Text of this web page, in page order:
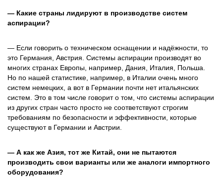
— Какие страны лидируют в производстве систем
аспирации?
— Если говорить о техническом оснащении и надёжности, то
это Германия, Австрия. Системы аспирации производят во
многих странах Европы, например, Дания, Италия, Польша.
Но по нашей статистике, например, в Италии очень много
систем немецких, а вот в Германии почти нет итальянских
систем. Это в том числе говорит о том, что системы аспирации
из других стран часто просто не соответствуют строгим
требованиям по безопасности и эффективности, которые
существуют в Германии и Австрии.
— А как же Азия, тот же Китай, они не пытаются
производить свои варианты или же аналоги импортного
оборудования?